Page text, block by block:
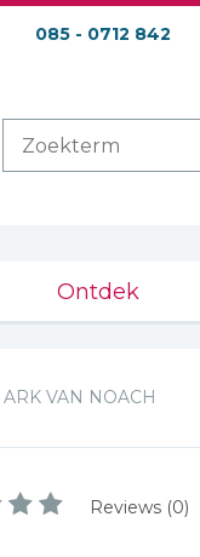
085 - 0712 842
Ontdek
ARK VAN NOACH
Reviews (0)